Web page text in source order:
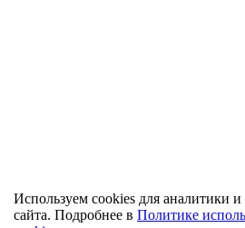
Используем cookies для аналитики
сайта. Подробнее в Политике